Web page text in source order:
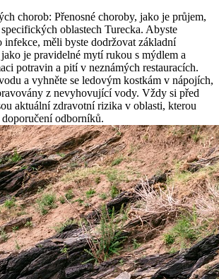
chorob: Přenosné choroby, jako je průjem,
oblastech Turecka. Abyste
měli byste dodržovat základní
je pravidelné mytí rukou s mýdlem a
potravin a pití v neznámých restauracích.
a vyhněte se ledovým kostkám v nápojích,
z nevyhovující vody. Vždy si před
aktuální zdravotní rizika v oblasti, kterou
odborníků.